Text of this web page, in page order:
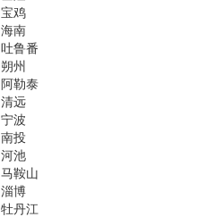
宝鸡
海南
吐鲁番
朔州
阿勒泰
清远
宁波
南投
河池
马鞍山
淄博
牡丹江